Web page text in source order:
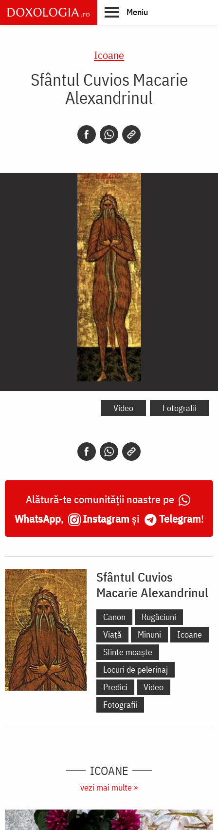
Skip
to
main
Meniu
Icoane
Sfântul Cuvios Macarie
Alexandrinul
Sfântul
Video Fotografii
Alătură-te comunității noastre pe
WhatsApp, Instagram și Telegram!
Sfântul Cuvios
Macarie Alexandrinul
Canon
Rugăciuni
Viață
Minuni
Icoane
Sfinte moaște
Locuri de pelerinaj
Predici
Video
Fotografii
ICOANE
vezi mai multe »